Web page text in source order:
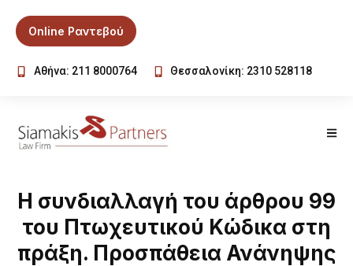
Online Ραντεβού
Αθήνα: 211 8000764 Θεσσαλονίκη: 2310 528118
Η συνδιαλλαγή του άρθρου 99
του Πτωχευτικού Κώδικα στη
πράξη. Προσπάθεια Ανάνηψης